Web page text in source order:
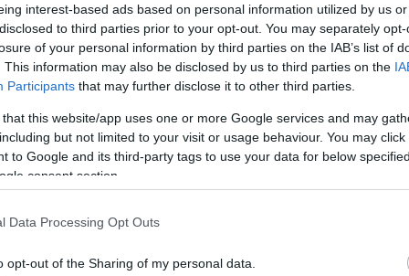
interest-based ads based on personal information utilized by us
to third parties prior to your opt-out. You may separately
of your personal information by third parties on the IAB’s list of
This information may also be disclosed by us to third parties on the
Participants that may further disclose it to other third parties.
that this website/app uses one or more Google services and may
but not limited to your visit or usage behaviour. You may
to Google and its third-party tags to use your data for below
consent section.
Data Processing Opt Outs
opt-out of the Sharing of my personal data.
τον πόντο 25-25. Ο Πρωτοψάλτης όμως έκανε το
επόμενη φάση για το 1-0 σετ (27-25).
συμπαράσταση από τον κόσμο ενώ το μπλοκ του
το +3 έγινε με άουτ του Γκόμες αλλά λίγο
να ανεβάσει τους συμπαίκτες του. Το μπλοκ των
παιχνίδι του, παρόλο που οι φιλοξενούμενοι με
15-16.